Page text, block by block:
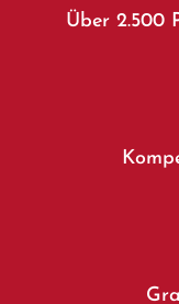
Über 2.500